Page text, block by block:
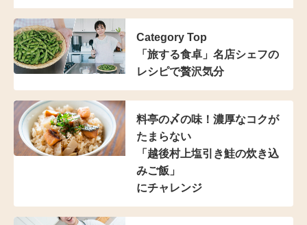
Category Top
「旅する食卓」名店シェフの
レシピで贅沢気分
料亭の〆の味！ 濃厚なコクが
たまらない
「越後村上塩引き鮭の炊き込
みご飯」
にチャレンジ